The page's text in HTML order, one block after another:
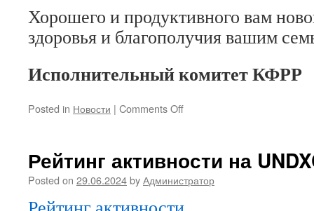
Хорошего и продуктивного вам
здоровья и благополучия вашим
Исполнительный комитет КФРР
Posted in Новости | Comments Offon
годом!
Рейтинг активности на
Posted on 29.06.2024byАдминистратор